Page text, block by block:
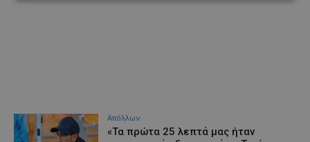
Απόλλων
«Τα πρώτα 25 λεπτά μας ήταν